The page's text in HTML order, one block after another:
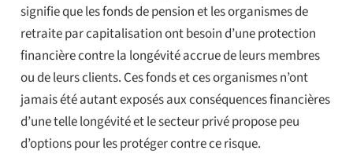
signifie que les fonds de pension et les organismes de
retraite par capitalisation ont besoin d’une protection
financière contre la longévité accrue de leurs membres
ou de leurs clients. Ces fonds et ces organismes n’ont
jamais été autant exposés aux conséquences financières
d’une telle longévité et le secteur privé propose peu
d’options pour les protéger contre ce risque.